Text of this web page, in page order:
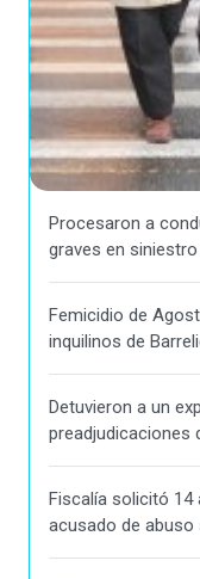
Procesaron a
graves en siniestro
Femicidio de
inquilinos de
Detuvieron a un
preadjudicaciones
Fiscalía solicitó
acusado de abuso